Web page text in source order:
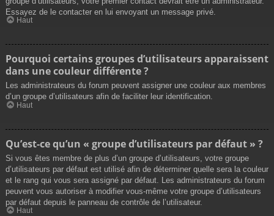
Essayez de le contacter en lui envoyant un message privé.
Haut
Pourquoi certains groupes d’utilisateurs apparaissent
dans une couleur différente ?
Les administrateurs du forum peuvent assigner une couleur aux membres
d’un groupe d’utilisateurs afin de faciliter leur identification.
Haut
Qu’est-ce qu’un « groupe d’utilisateurs par défaut » ?
Si vous êtes membre de plus d’un groupe d’utilisateurs, votre groupe
d’utilisateurs par défaut est utilisé afin de déterminer quelle sera la couleur
et le rang qui vous sera assigné par défaut. Les administrateurs du forum
peuvent vous autoriser à modifier vous-même votre groupe d’utilisateurs
par défaut depuis le panneau de contrôle de l’utilisateur.
Haut